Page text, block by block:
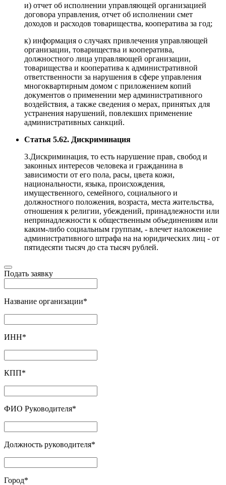
и) отчет об исполнении управляющей организацией
договора управления, отчет об исполнении смет
доходов и расходов товарищества, кооператива за год;
к) информация о случаях привлечения управляющей
организации, товарищества и кооператива,
должностного лица управляющей организации,
товарищества и кооператива к административной
ответственности за нарушения в сфере управления
многоквартирным домом с приложением копий
документов о применении мер административного
воздействия, а также сведения о мерах, принятых для
устранения нарушений, повлекших применение
административных санкций.
Статья 5.62. Дискриминация
3.Дискриминация, то есть нарушение прав, свобод и
законных интересов человека и гражданина в
зависимости от его пола, расы, цвета кожи,
национальности, языка, происхождения,
имущественного, семейного, социального и
должностного положения, возраста, места жительства,
отношения к религии, убеждений, принадлежности или
непринадлежности к общественным объединениям или
каким-либо социальным группам, - влечет наложение
административного штрафа на на юридических лиц - от
пятидесяти тысяч до ста тысяч рублей.
Подать заявку
Название организации*
ИНН*
КПП*
ФИО Руководителя*
Должность руководителя*
Город*